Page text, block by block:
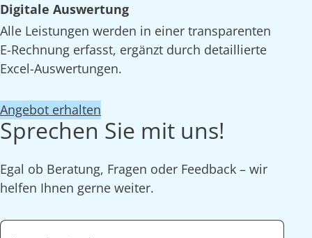
Digitale Auswertung
Alle Leistungen werden in einer transparenten
E-Rechnung erfasst, ergänzt durch detaillierte
Excel-Auswertungen.
Angebot erhalten
Sprechen Sie mit uns!
Egal ob Beratung, Fragen oder Feedback – wir
helfen Ihnen gerne weiter.